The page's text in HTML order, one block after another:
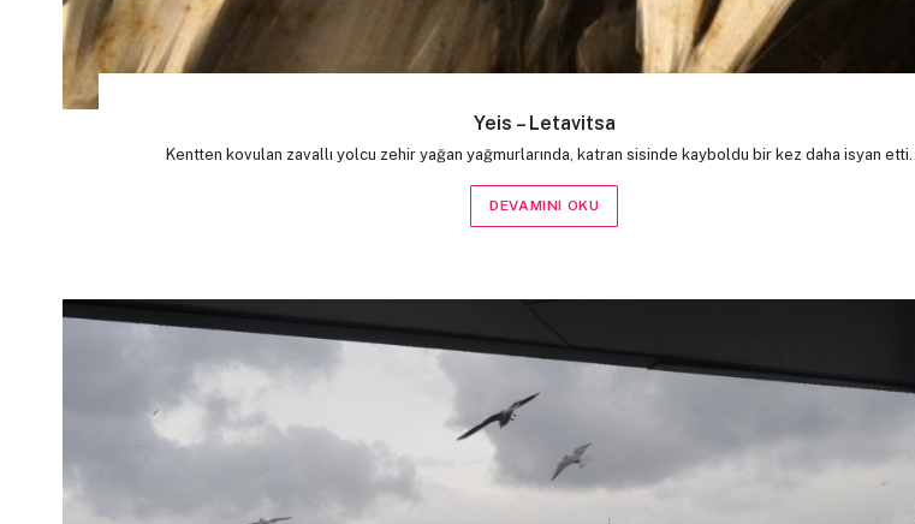
Yeis – Letavitsa
Kentten kovulan zavallı yolcu zehir yağan yağmurlarında, katran sisinde kayboldu bir kez daha isyan etti…
DEVAMINI OKU